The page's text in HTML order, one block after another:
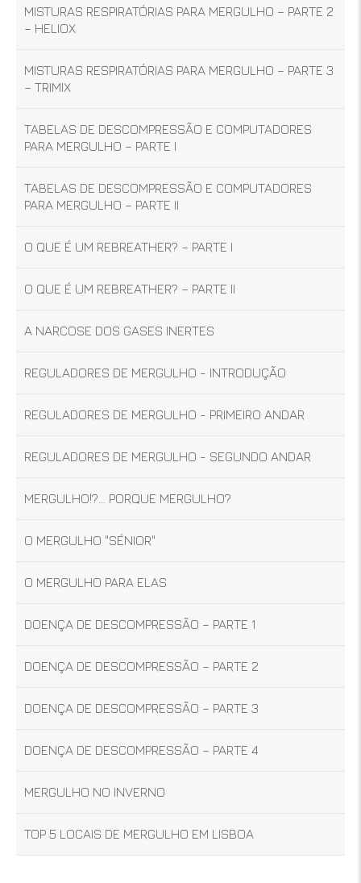
MISTURAS RESPIRATÓRIAS PARA MERGULHO – PARTE 2
– HELIOX
MISTURAS RESPIRATÓRIAS PARA MERGULHO – PARTE 3
– TRIMIX
TABELAS DE DESCOMPRESSÃO E COMPUTADORES
PARA MERGULHO – PARTE I
TABELAS DE DESCOMPRESSÃO E COMPUTADORES
PARA MERGULHO – PARTE II
O QUE É UM REBREATHER? – PARTE I
O QUE É UM REBREATHER? – PARTE II
A NARCOSE DOS GASES INERTES
REGULADORES DE MERGULHO - INTRODUÇÃO
REGULADORES DE MERGULHO - PRIMEIRO ANDAR
REGULADORES DE MERGULHO - SEGUNDO ANDAR
MERGULHO!?... PORQUE MERGULHO?
O MERGULHO "SÉNIOR"
O MERGULHO PARA ELAS
DOENÇA DE DESCOMPRESSÃO – PARTE 1
DOENÇA DE DESCOMPRESSÃO – PARTE 2
DOENÇA DE DESCOMPRESSÃO – PARTE 3
DOENÇA DE DESCOMPRESSÃO – PARTE 4
MERGULHO NO INVERNO
TOP 5 LOCAIS DE MERGULHO EM LISBOA